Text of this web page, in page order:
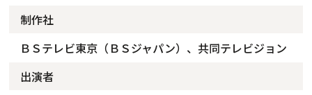
制作社
ＢＳテレビ東京（ＢＳジャパン）、共同テレビジョン
出演者